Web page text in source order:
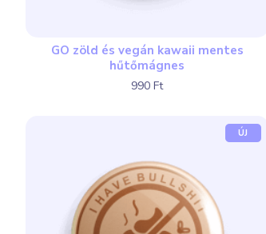
GO zöld és vegán kawaii mentes
hűtőmágnes
990 Ft
ÚJ